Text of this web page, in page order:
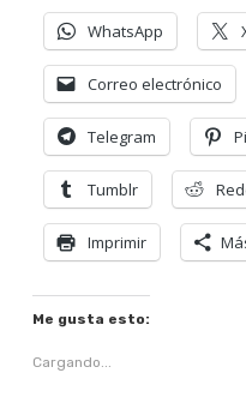
WhatsApp
Correo electrónico
Telegram
Tumblr
Imprimir
Me gusta esto:
Cargando...